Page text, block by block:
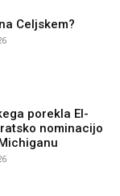
Celjskem?
porekla El-
nominacijo